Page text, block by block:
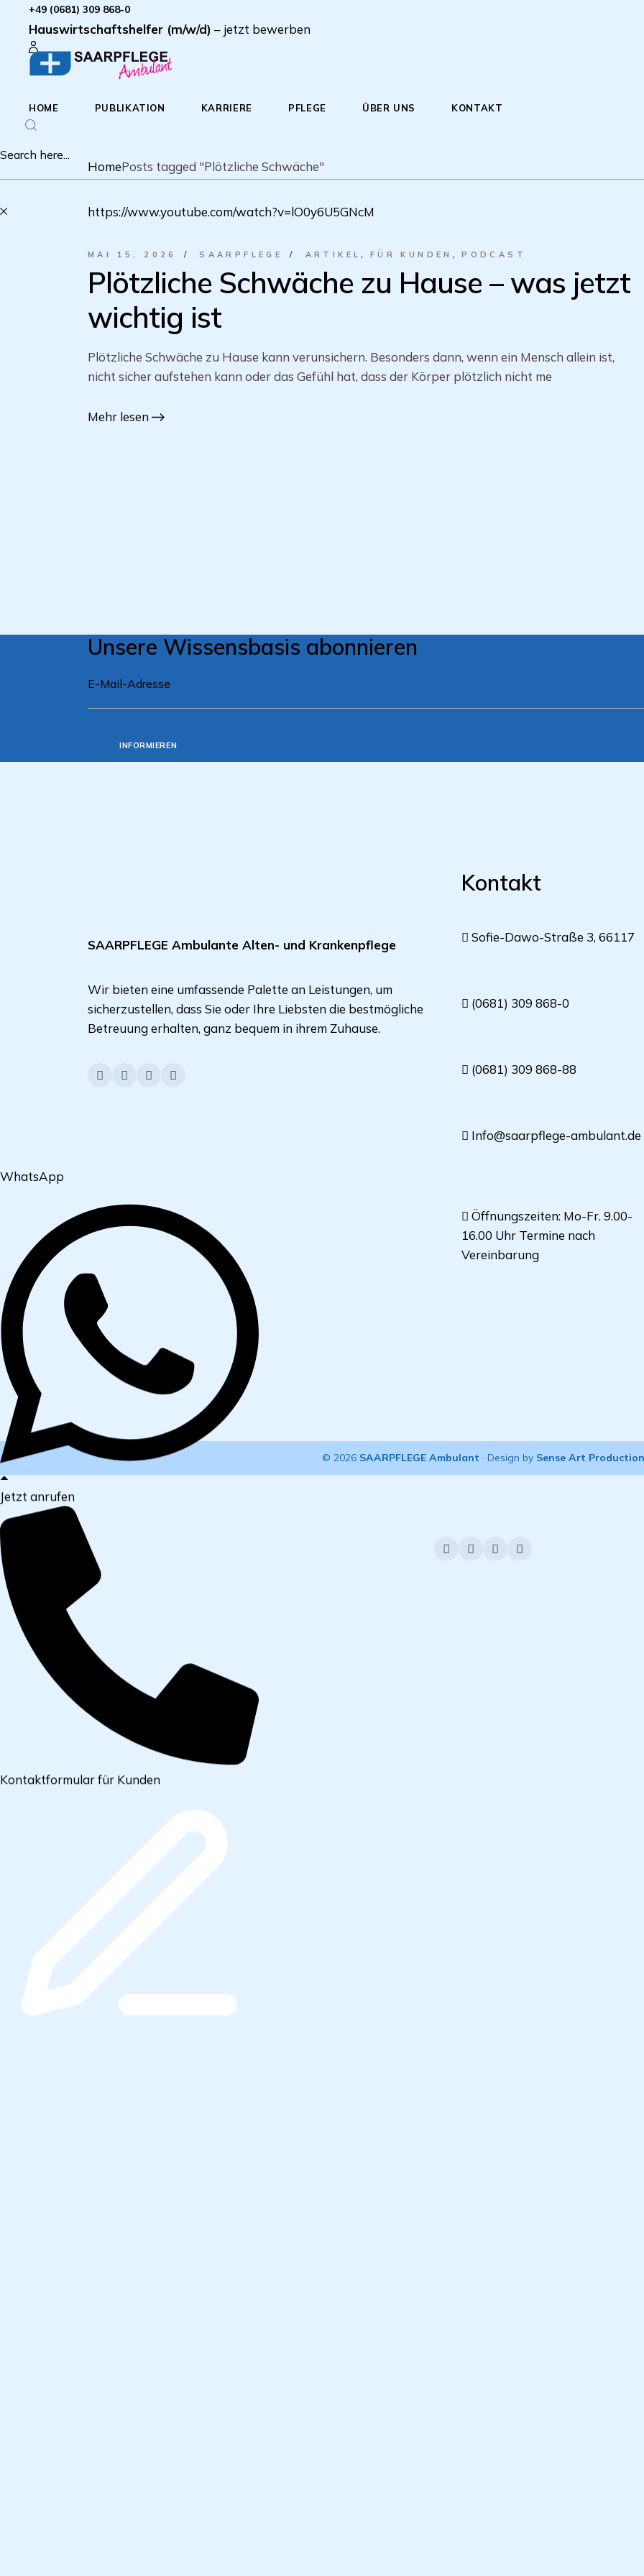
springen
+49 (0681) 309 868-0
Hauswirtschaftshelfer (m/w/d) – jetzt bewerben
HOME PUBLIKATION KARRIERE PFLEGE ÜBER UNS KONTAKT
HomePosts tagged "Plötzliche Schwäche"
https://www.youtube.com/watch?v=lO0y6U5GNcM
MAI 15, 2026 SAARPFLEGE ARTIKEL FÜR KUNDEN PODCAST
Plötzliche Schwäche zu Hause – was jetzt
wichtig ist
Plötzliche Schwäche zu Hause kann verunsichern. Besonders dann, wenn ein Mensch allein ist,
nicht sicher aufstehen kann oder das Gefühl hat, dass der Körper plötzlich nicht me
Mehr lesen
Unsere Wissensbasis abonnieren
INFORMIEREN
SAARPFLEGE Ambulante Alten- und Krankenpflege
Wir bieten eine umfassende Palette an Leistungen, um
sicherzustellen, dass Sie oder Ihre Liebsten die bestmögliche
Betreuung erhalten, ganz bequem in ihrem Zuhause.
Kontakt
Sofie-Dawo-Straße 3, 66117
(0681) 309 868-0
(0681) 309 868-88
Info@saarpflege-ambulant.de
Öffnungszeiten: Mo-Fr. 9.00-
16.00 Uhr Termine nach
Vereinbarung
© 2026 SAARPFLEGE Ambulant · Design by Sense Art Production
WhatsApp
Jetzt anrufen
Kontaktformular für Kunden